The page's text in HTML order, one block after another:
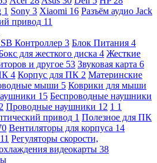
1 Sony 3 Xiaomi 16 Разъём аудио Jack
привод 11
Контроллер 3 Блок Питания 4
для жесткого диска 4 Жесткие
и другое 53 Звуковая карта 6
4 Корпус для ПК 2 Материнские
мыши 5 Коврики для мыши
15 Беспроводные наушники
2 Проводные наушники 12 1 1
привод 1 Полезное для ПК
Вентиляторы для корпуса 14
11 Регуляторы скорости,
видеокарты 38